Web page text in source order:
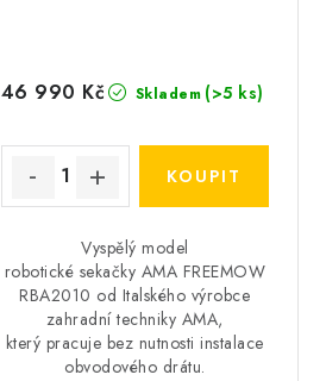
Skladem (>5 ks)
46 990 Kč
Vyspělý model
robotické sekačky AMA FREEMOW
RBA2010 od Italského výrobce
zahradní techniky AMA,
který pracuje bez nutnosti instalace
obvodového drátu.